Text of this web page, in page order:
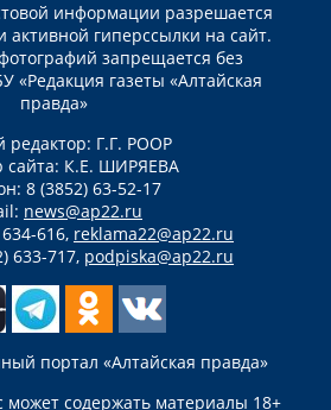
информации разрешается
активной гиперссылки на сайт.
запрещается без
«Редакция газеты «Алтайская
правда»
редактор: Г.Г. РООР
сайта: К.Е. ШИРЯЕВА
8 (3852) 63-52-17
news@ap22.ru
616, reklama22@ap22.ru
633-717, podpiska@ap22.ru
портал «Алтайская правда»
может содержать материалы 18+